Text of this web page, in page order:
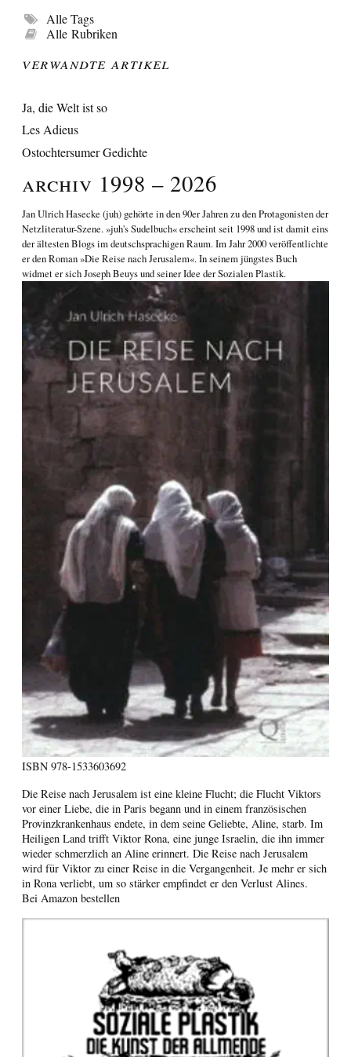
Alle Tags
Alle Rubriken
Verwandte Artikel
Ja, die Welt ist so
Les Adieus
Ostochtersumer Gedichte
Archiv 1998 – 2026
Jan Ulrich Hasecke (juh) gehörte in den 90er Jahren zu den Protagonisten der
Netzliteratur-Szene. »juh's Sudelbuch« erscheint seit 1998 und ist damit eins
der ältesten Blogs im deutschsprachigen Raum. Im Jahr 2000 veröffentlichte
er den Roman»Die Reise nach Jerusalem«. In seinem jüngstes Buch
widmet er sichJoseph Beuys und seiner Idee der Sozialen Plastik.
ISBN 978-1533603692
Die Reise nach Jerusalem ist eine kleine Flucht; die Flucht Viktors
vor einer Liebe, die in Paris begann und in einem französischen
Provinzkrankenhaus endete, in dem seine Geliebte, Aline, starb. Im
Heiligen Land trifft Viktor Rona, eine junge Israelin, die ihn immer
wieder schmerzlich an Aline erinnert. Die Reise nach Jerusalem
wird für Viktor zu einer Reise in die Vergangenheit. Je mehr er sich
in Rona verliebt, um so stärker empfindet er den Verlust Alines.
Bei Amazon bestellen